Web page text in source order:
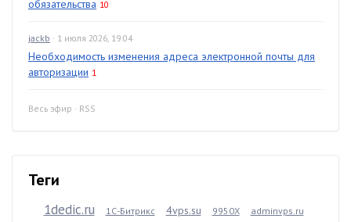
обязательства 10
jackb · 1 июля 2026, 19:04
Необходимость изменения адреса электронной почты для
авторизации 1
Весь эфир · RSS
Теги
1dedic.ru 1С-Битрикс 4vps.su 9950X
adminvps.ru